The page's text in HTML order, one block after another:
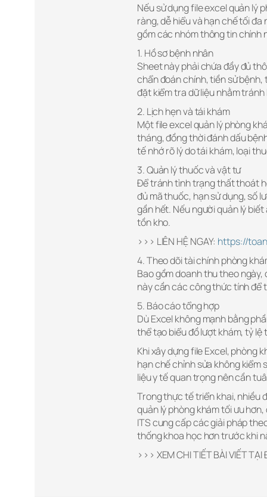
Nếu sử dụng file excel quản lý
ràng, dễ hiểu và hạn chế tối đa
gồm các nhóm thông tin chính
1. Hồ sơ bệnh nhân
Sheet này phải chứa đầy đủ
chẩn đoán chính, tiền sử
đặt kiểm tra dữ liệu nhằm
2. Lịch hẹn và tái khám
Một file excel quản lý phòng
tháng, đồng thời đánh dấu
tế nhớ rõ lý do tái khám, loại
3. Quản lý thuốc và vật tư
Để tránh tình trạng thất thoát
đủ mã thuốc, hạn sử dụng, số
gần hết. Nếu người quản lý
tồn kho.
>>> LIÊN HỆ NGAY: https://
4. Theo dõi tài chính phòng
Bao gồm doanh thu theo ngày,
này cần các công thức tính để
5. Báo cáo tổng hợp
Dù Excel không mạnh bằng
thể tạo biểu đồ lượt khám, tỷ
Khi xây dựng file Excel, phòng
hạn chế chỉnh sửa không kiểm
liệu y tế quan trọng nên cần
Trong thực tế triển khai, nhiều
quản lý phòng khám tối ưu
ITS cung cấp các giải pháp
thống khoa học hơn trước khi
>>> XEM CHI TIẾT BÀI VIẾT TẠI